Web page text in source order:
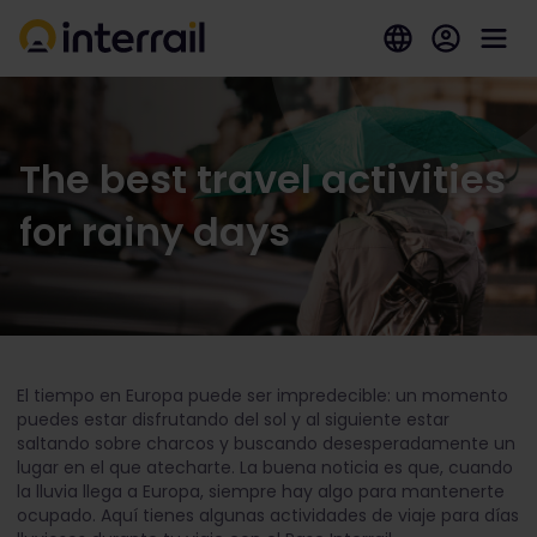
The best travel activities
for rainy days
El tiempo en Europa puede ser impredecible: un momento
puedes estar disfrutando del sol y al siguiente estar
saltando sobre charcos y buscando desesperadamente un
lugar en el que atecharte. La buena noticia es que, cuando
la lluvia llega a Europa, siempre hay algo para mantenerte
ocupado. Aquí tienes algunas actividades de viaje para días